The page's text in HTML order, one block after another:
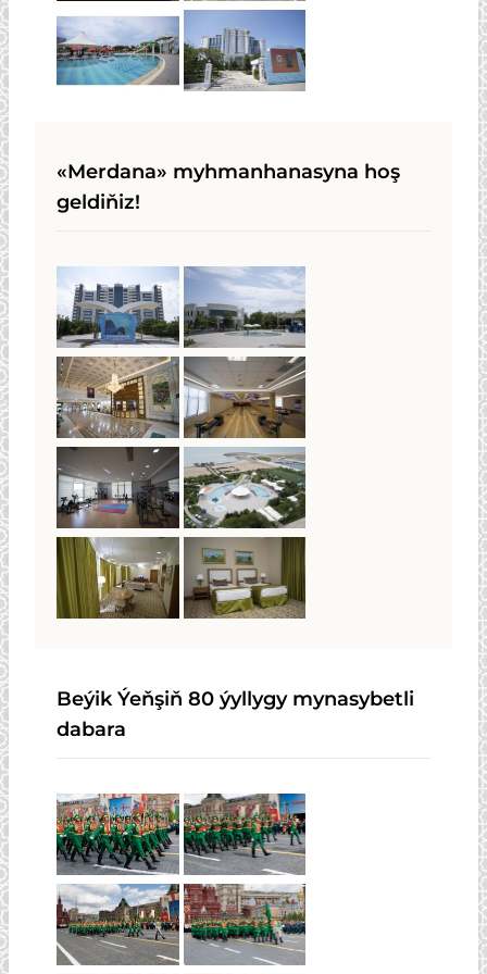
«Merdana» myhmanhanasyna hoş
geldiňiz!
Beýik Ýeňşiň 80 ýyllygy mynasybetli
dabara